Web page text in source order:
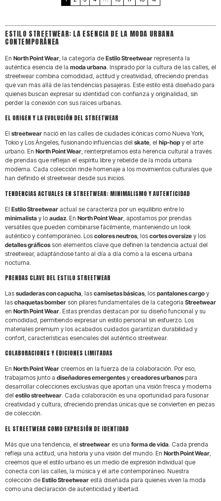
Comprar en North Point es apoyar
una cultura que lleva tres décadas
respirando grafiti, música y deporte
extremo. No seguimos tendencias
vacías; creamos piezas de
Fashiondestinadas a durar años en
tu armario. Explora nuestra
selección y eleva tu rotación diaria
con ropa que tiene una historia real
que contar.
ENVÍO 24H-48H 1º CAMBIO GRATIS
ESTILO STREETWEAR: LA ESENCIA DE LA MODA URBANA
CONTEMPORÁNEA
En North Point Wear , la categoría de Estilo Streetwear representa la
auténtica esencia de la moda urbana. Inspirado por la cultura de las calles, el
streetwear combina comodidad, actitud y creatividad, ofreciendo prendas
que van más allá de las tendencias pasajeras. Este estilo está diseñado para
quienes buscan expresar su identidad con confianza y originalidad, sin
perder la conexión con sus raíces urbanas.
EL ORIGEN Y LA EVOLUCIÓN DEL STREETWEAR
El streetwear nació en las calles de ciudades icónicas como Nueva York,
Tokio y Los Ángeles, fusionando influencias del skate, el hip-hop y el arte
urbano. En North Point Wear, reinterpretamos esta herencia cultural a través
de prendas que reflejan el espíritu libre y rebelde de la moda urbana
moderna. Cada colección rinde homenaje a los movimientos culturales que
han definido el streetwear desde sus inicios.
TENDENCIAS ACTUALES EN STREETWEAR: MINIMALISMO Y AUTENTICIDAD
El Estilo Streetwear actual se caracteriza por un equilibrio entre lo
minimalista y lo audaz. En North Point Wear , apostamos por prendas
versátiles que pueden combinarse fácilmente, manteniendo un look
auténtico y contemporáneo. Los colores neutros , los cortes oversize y los
detalles gráficos son elementos clave que definen la tendencia actual del
streetwear, adaptándose tanto al día a día como a la escena urbana
nocturna.
PRENDAS CLAVE DEL ESTILO STREETWEAR
Las sudaderas con capucha, las camisetas básicas, los pantalones cargo y
las chaquetas bomber son pilares fundamentales de la categoría Streetwear
en North Point Wear. Estas prendas destacan por su diseño funcional y su
comodidad, permitiendo expresar un estilo personal sin esfuerzo. Los
materiales premium y los acabados cuidados garantizan durabilidad y
confort, características esenciales del auténtico streetwear.
COLABORACIONES Y EDICIONES LIMITADAS
En North Point Wear creemos en la fuerza de la colaboración. Por eso,
trabajamos junto a diseñadores emergentes y creadores urbanos para
desarrollar colecciones exclusivas que aportan una visión fresca y moderna
del estilo streetwear. Cada colaboración es una oportunidad para fusionar
creatividad y cultura, ofreciendo prendas únicas que se convierten en piezas
de colección.
EL STREETWEAR COMO EXPRESIÓN DE IDENTIDAD
Más que una tendencia, el streetwear es una forma de vida. Cada prenda
refleja una actitud, una historia y una visión del mundo. En North Point Wear
creemos que el estilo urbano es un medio de expresión individual que
conecta con las calles, la música y el arte contemporáneo. Nuestra
colección de Estilo Streetwear está diseñada para quienes viven la moda
como una declaración de autenticidad y libertad.